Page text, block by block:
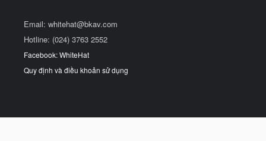
Email: whitehat@bkav.com
Hotline: (024) 3763 2552
Facebook: WhiteHat
Quy định và điều khoản sử dụng